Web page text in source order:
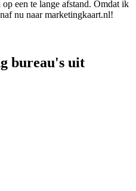
een te lange afstand. Omdat ik
nu naar marketingkaart.nl!
bureau's uit